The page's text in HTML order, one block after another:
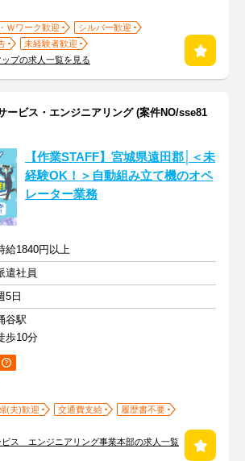
Ｗワーク歓迎
シルバー歓迎
未経験者歓迎
プの求人一覧を見る
ービス・エンジニアリング (案件NO/sse81
【作業STAFF】宮城県遠田郡│＜未
経験OK！＞自動組み立て機のオペ
レーター業務
給1840円以上
遣社員
5日
谷駅
歩10分
(夫)歓迎 交通費支給
履歴書不要
ビス エンジニアリング事業本部の求人一覧